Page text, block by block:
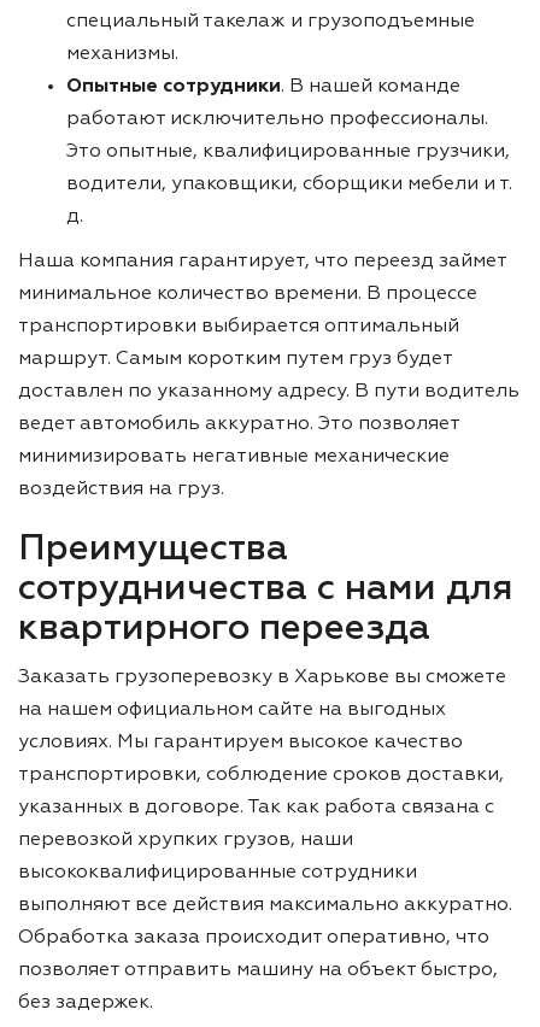
специальный такелаж и грузоподъемные
механизмы.
Опытные сотрудники. В нашей команде
работают исключительно профессионалы.
Это опытные, квалифицированные грузчики,
водители, упаковщики, сборщики мебели и т.
д.
Наша компания гарантирует, что переезд займет
минимальное количество времени. В процессе
транспортировки выбирается оптимальный
маршрут. Самым коротким путем груз будет
доставлен по указанному адресу. В пути водитель
ведет автомобиль аккуратно. Это позволяет
минимизировать негативные механические
воздействия на груз.
Преимущества
сотрудничества с нами для
квартирного переезда
Заказать грузоперевозку в Харькове вы сможете
на нашем официальном сайте на выгодных
условиях. Мы гарантируем высокое качество
транспортировки, соблюдение сроков доставки,
указанных в договоре. Так как работа связана с
перевозкой хрупких грузов, наши
высококвалифицированные сотрудники
выполняют все действия максимально аккуратно.
Обработка заказа происходит оперативно, что
позволяет отправить машину на объект быстро,
без задержек.